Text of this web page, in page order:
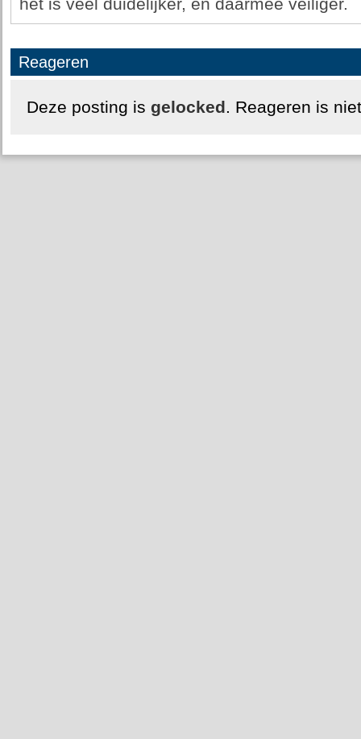
het is veel duidelijker, en daarmee veiliger.
Reageren
Deze posting is gelocked. Reageren is